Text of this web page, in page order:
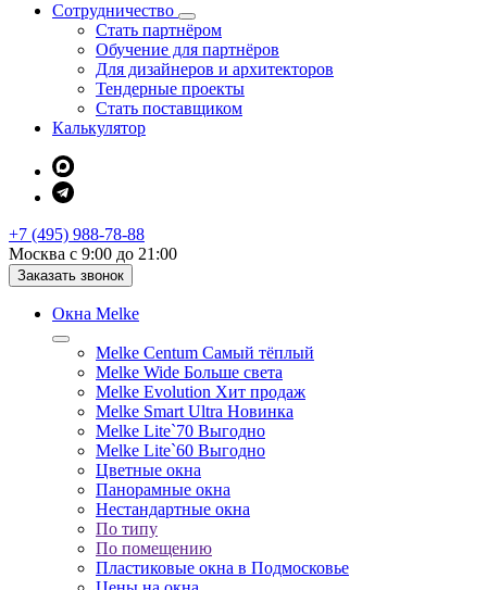
Сотрудничество
Стать партнёром
Обучение для партнёров
Для дизайнеров и архитекторов
Тендерные проекты
Стать поставщиком
Калькулятор
+7 (495) 988-78-88
Москва с 9:00 до 21:00
Заказать звонок
Окна Melke
Melke Centum Самый тёплый
Melke Wide Больше света
Melke Evolution Хит продаж
Melke Smart Ultra Новинка
Melke Lite`70 Выгодно
Melke Lite`60 Выгодно
Цветные окна
Панорамные окна
Нестандартные окна
По типу
По помещению
Пластиковые окна в Подмосковье